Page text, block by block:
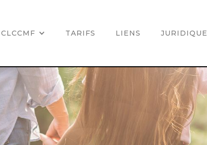
CLCCMF TARIFS LIENS JURIDIQUE